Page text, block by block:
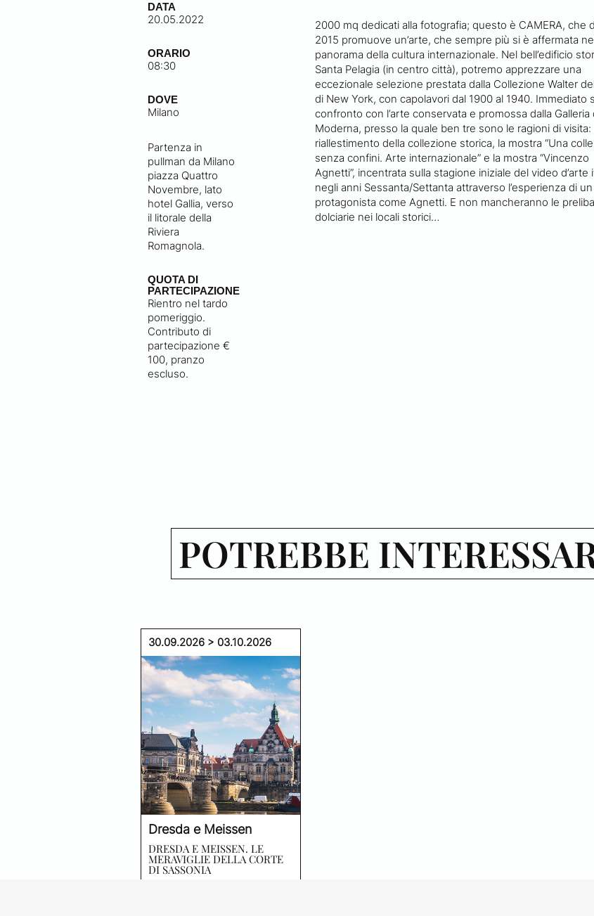
DATA
20.05.2022
ORARIO
08:30
DOVE
Milano
Partenza in
pullman da Milano
piazza Quattro
Novembre, lato
hotel Gallia, verso
il litorale della
Riviera
Romagnola.
QUOTA DI
PARTECIPAZIONE
Rientro nel tardo
pomeriggio.
Contributo di
partecipazione €
100, pranzo
escluso.
2000 mq dedicati alla fotografia; questo è CAMERA, che
2015 promuove un’arte, che sempre più si è affermata
panorama della cultura internazionale. Nel bell’edificio
Santa Pelagia (in centro città), potremo apprezzare una
eccezionale selezione prestata dalla Collezione Walter
di New York, con capolavori dal 1900 al 1940. Immediato
confronto con l’arte conservata e promossa dalla Galleria
Moderna, presso la quale ben tre sono le ragioni di visita:
riallestimento della collezione storica, la mostra “Una
senza confini. Arte internazionale” e la mostra “Vincenzo
Agnetti”, incentrata sulla stagione iniziale del video d’arte
negli anni Sessanta/Settanta attraverso l’esperienza di un
protagonista come Agnetti. E non mancheranno le
dolciarie nei locali storici…
POTREBBE
30.09.2026 > 03.10.2026
Dresda e Meissen
DRESDA E MEISSEN. LE
MERAVIGLIE DELLA CORTE
DI SASSONIA